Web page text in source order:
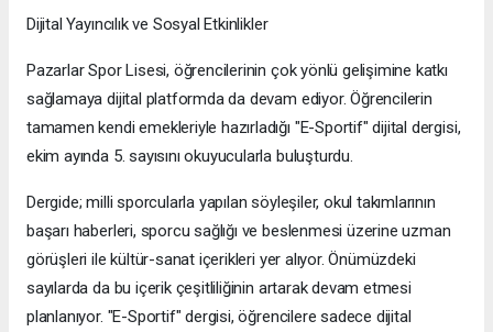
Dijital Yayıncılık ve Sosyal Etkinlikler
Pazarlar Spor Lisesi, öğrencilerinin çok yönlü gelişimine katkı
sağlamaya dijital platformda da devam ediyor. Öğrencilerin
tamamen kendi emekleriyle hazırladığı "E-Sportif" dijital dergisi,
ekim ayında 5. sayısını okuyucularla buluşturdu.
Dergide; milli sporcularla yapılan söyleşiler, okul takımlarının
başarı haberleri, sporcu sağlığı ve beslenmesi üzerine uzman
görüşleri ile kültür-sanat içerikleri yer alıyor. Önümüzdeki
sayılarda da bu içerik çeşitliliğinin artarak devam etmesi
planlanıyor. "E-Sportif" dergisi, öğrencilere sadece dijital